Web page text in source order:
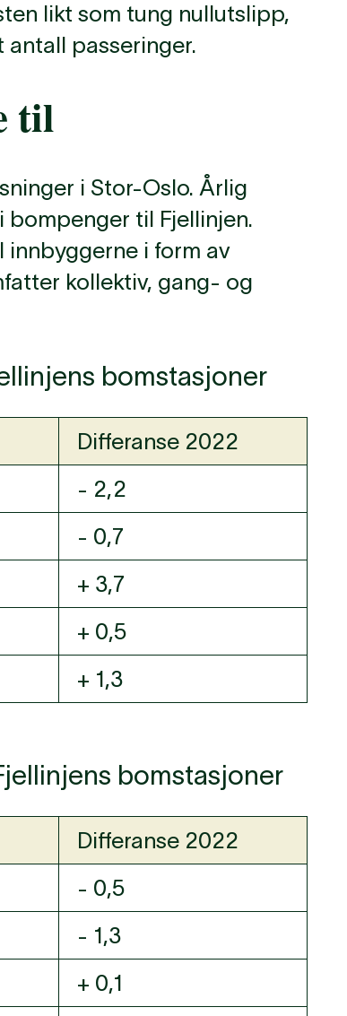
likt som tung nullutslipp,
passeringer.
til
i Stor-Oslo. Årlig
til Fjellinjen.
innbyggerne i form av
kollektiv, gang- og
bomstasjoner
Differanse 2022
- 2,2
- 0,7
+ 3,7
+ 0,5
+ 1,3
bomstasjoner
Differanse 2022
- 0,5
- 1,3
+ 0,1